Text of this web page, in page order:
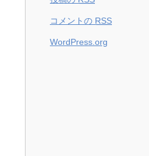
コメントの RSS
WordPress.org